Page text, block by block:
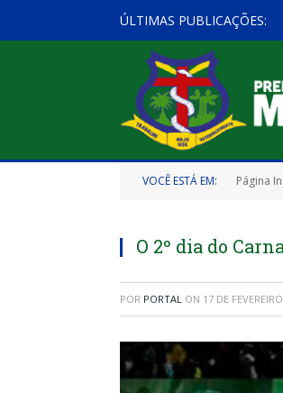
ÚLTIMAS PUBLICAÇÕES:
VOCÊ ESTÁ EM: Página
O 2º dia do
POR PORTAL ON 17 DE